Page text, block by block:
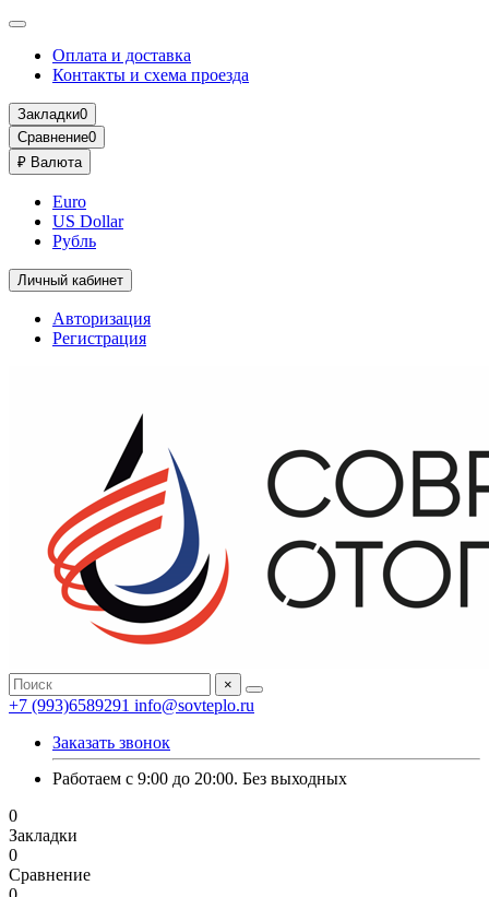
Оплата и доставка
Контакты и схема проезда
Закладки0
Сравнение0
₽ Валюта
Euro
US Dollar
Рубль
Личный кабинет
Авторизация
Регистрация
×
+7 (993)6589291 info@sovteplo.ru
Заказать звонок
Работаем с 9:00 до 20:00. Без выходных
0
Закладки
0
Сравнение